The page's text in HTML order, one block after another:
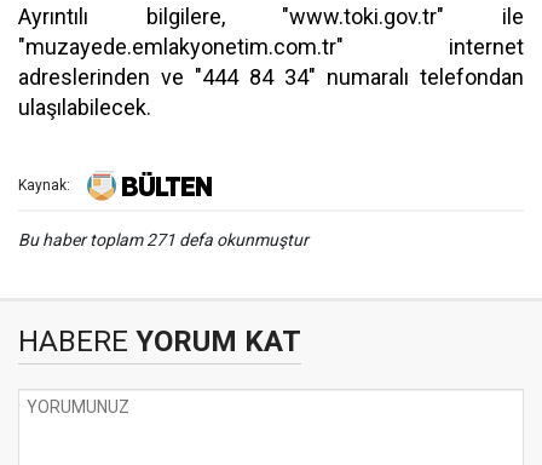
Ayrıntılı bilgilere, "www.toki.gov.tr" ile
"muzayede.emlakyonetim.com.tr" internet
adreslerinden ve "444 84 34" numaralı telefondan
ulaşılabilecek.
Kaynak:
Bu haber toplam 271 defa okunmuştur
HABERE YORUM KAT